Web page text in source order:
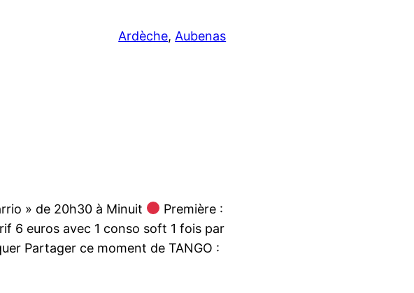
Ardèche, Aubenas
» de 20h30 à Minuit
Première :
6 euros avec 1 conso soft 1 fois par
Partager ce moment de TANGO :